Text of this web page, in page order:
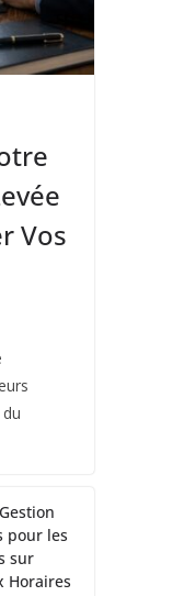
Vos
pour les
sur
Horaires